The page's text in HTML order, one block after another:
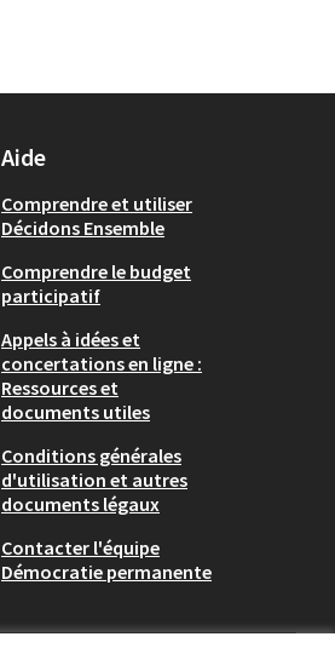
Aide
Comprendre et utiliser
Décidons Ensemble
Comprendre le budget
participatif
Appels à idées et
concertations en ligne :
Ressources et
documents utiles
Conditions générales
d'utilisation et autres
documents légaux
Contacter l'équipe
Démocratie permanente